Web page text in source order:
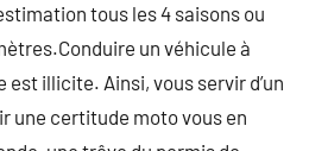
tous les 4 saisons ou
un véhicule à
illicite. Ainsi, vous servir d’un
une certitude moto vous en